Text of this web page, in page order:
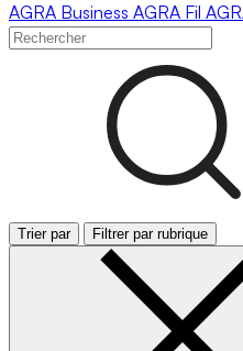
AGRA Business AGRA Fil
Trier par Filtrer par rubrique